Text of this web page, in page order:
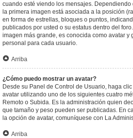
cuando esté viendo los mensajes.
la primera imagen está asociada a la posición
en forma de estrellas, bloques o puntos,
publicados por usted o su estatus dentro del
imagen más grande, es conocida como avatar y
personal para cada usuario.
Arriba
¿Cómo puedo mostrar un avatar?
Desde su Panel de Control de Usuario, haga
avatar utilizando uno de los siguientes cuatro
Remoto o Subida. Es la administración quien
que tamaño y peso pueden ser publicadas. En
la opción de avatar, comuníquese con La
Arriba